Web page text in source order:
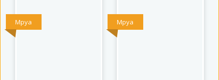
Mpya Mpya